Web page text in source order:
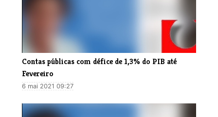
Contas públicas com défice de 1,3% do PIB até
Fevereiro
6 mai 2021 09:27